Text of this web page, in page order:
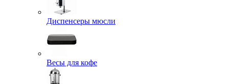
Диспенсеры мюсли
Весы для кофе